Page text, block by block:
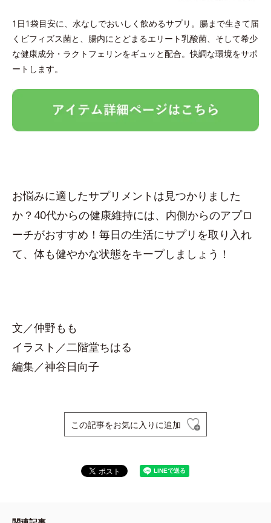
1日1袋目安に、水なしでおいしく飲めるサプリ。腸まで生きて届
くビフィズス菌と、腸内にとどまるエリート乳酸菌、そして希少
な健康成分・ラクトフェリンをギュッと配合。快調な環境をサポ
ートします。
お悩みに適したサプリメントは見つかりました
か？40代からの健康維持には、内側からのアプロ
ーチがおすすめ！毎日の生活にサプリを取り入れ
て、体も健やかな状態をキープしましょう！
文／仲野もも
イラスト／二階堂ちはる
編集／神谷日向子
この記事をお気に入りに追加